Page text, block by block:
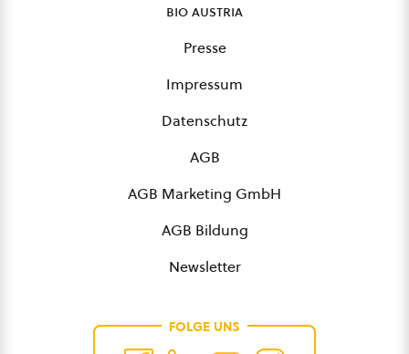
bio austria
Presse
Impressum
Datenschutz
AGB
AGB Marketing GmbH
AGB Bildung
Newsletter
FOLGE UNS